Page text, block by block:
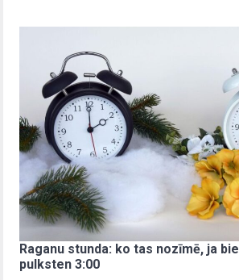
Raganu stunda: ko tas nozīmē, ja
pulksten 3:00